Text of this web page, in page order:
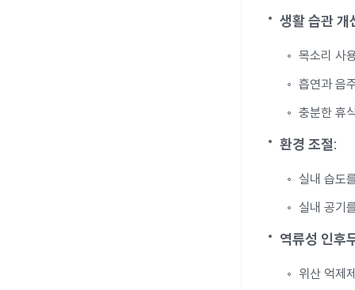
생활 습관 개
목소리 사
흡연과 음
충분한 휴
환경 조절:
실내 습도
실내 공기
역류성 인후
위산 억제